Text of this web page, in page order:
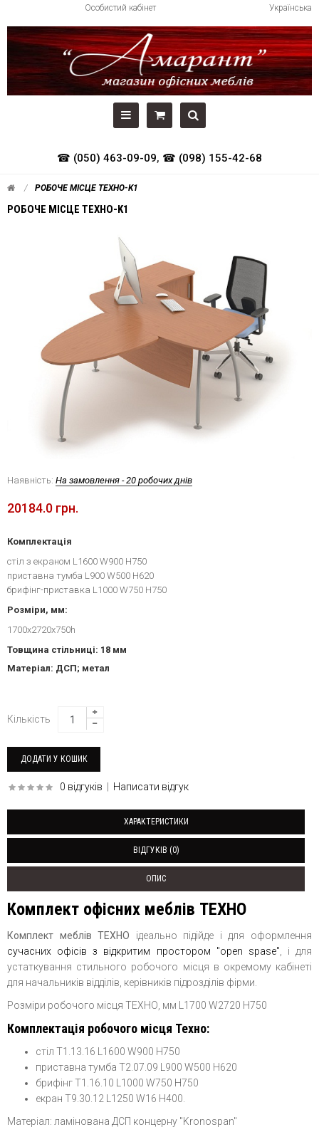
Українська
Особистий кабінет
☎ (050) 463-09-09, ☎ (098) 155-42-68
РОБОЧЕ МІСЦЕ ТЕХНО-K1
РОБОЧЕ МІСЦЕ ТЕХНО-K1
Наявність: На замовлення - 20 робочих днів
20184.0 грн.
Комплектація
стіл з екраном L1600 W900 H750
приставна тумба L900 W500 H620
брифінг-приставка L1000 W750 H750
Розміри, мм:
1700x2720x750h
Товщина стільниці: 18 мм
Матеріал: ДСП; метал
Кількість
0 відгуків Написати відгук
ХАРАКТЕРИСТИКИ
ВІДГУКІВ (0)
ОПИС
Комплект офісних меблів ТЕХНО
Комплект меблів ТЕХНО ідеально підійде і для оформлення
сучасних офісів з відкритим простором "open spase" , і для
устаткування стильного робочого місця в окремому кабінеті
для начальників відділів, керівників підрозділів фірми.
Розміри робочого місця ТЕХНО, мм L1700 W2720 H750
Комплектація робочого місця Техно:
стіл T1.13.16 L1600 W900 H750
приставна тумба T2.07.09 L900 W500 H620
брифінг T1.16.10 L1000 W750 H750
екран T9.30.12 L1250 W16 H400.
Матеріал: ламінована ДСП концерну "Kronospan"